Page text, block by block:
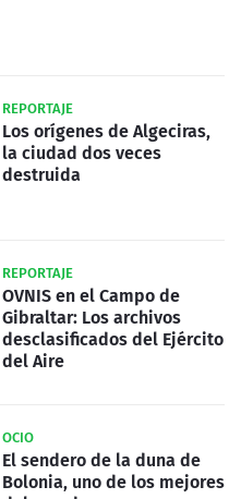
REPORTAJE
Los orígenes de Algeciras,
la ciudad dos veces
destruida
REPORTAJE
OVNIS en el Campo de
Gibraltar: Los archivos
desclasificados del Ejército
del Aire
OCIO
El sendero de la duna de
Bolonia, uno de los mejores